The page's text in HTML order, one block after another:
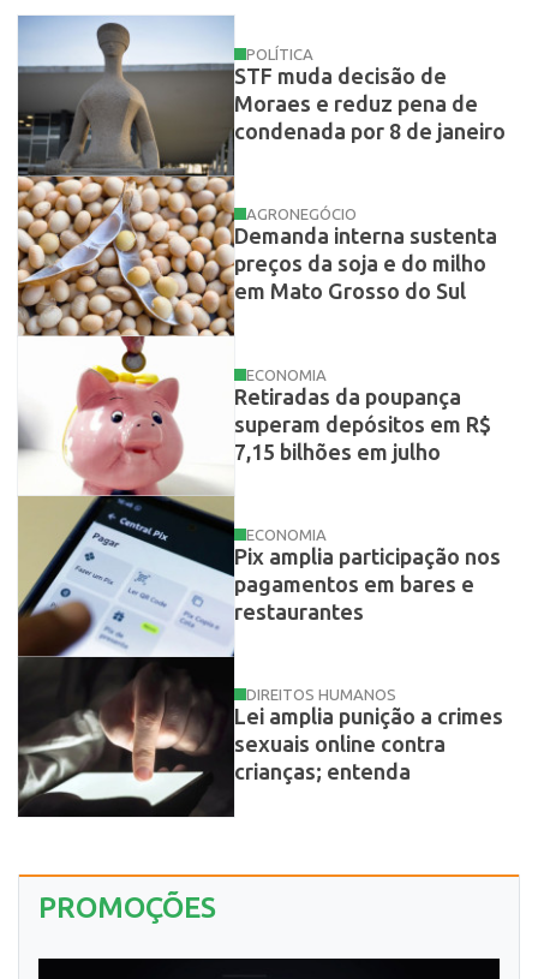
POLÍTICA
STF muda decisão de
Moraes e reduz pena de
condenada por 8 de janeiro
AGRONEGÓCIO
Demanda interna sustenta
preços da soja e do milho
em Mato Grosso do Sul
ECONOMIA
Retiradas da poupança
superam depósitos em R$
7,15 bilhões em julho
ECONOMIA
Pix amplia participação nos
pagamentos em bares e
restaurantes
DIREITOS HUMANOS
Lei amplia punição a crimes
sexuais online contra
crianças; entenda
PROMOÇÕES